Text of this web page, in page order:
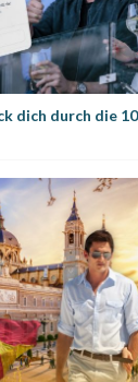
dich durch die